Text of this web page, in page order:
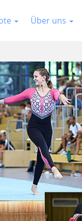
Über uns